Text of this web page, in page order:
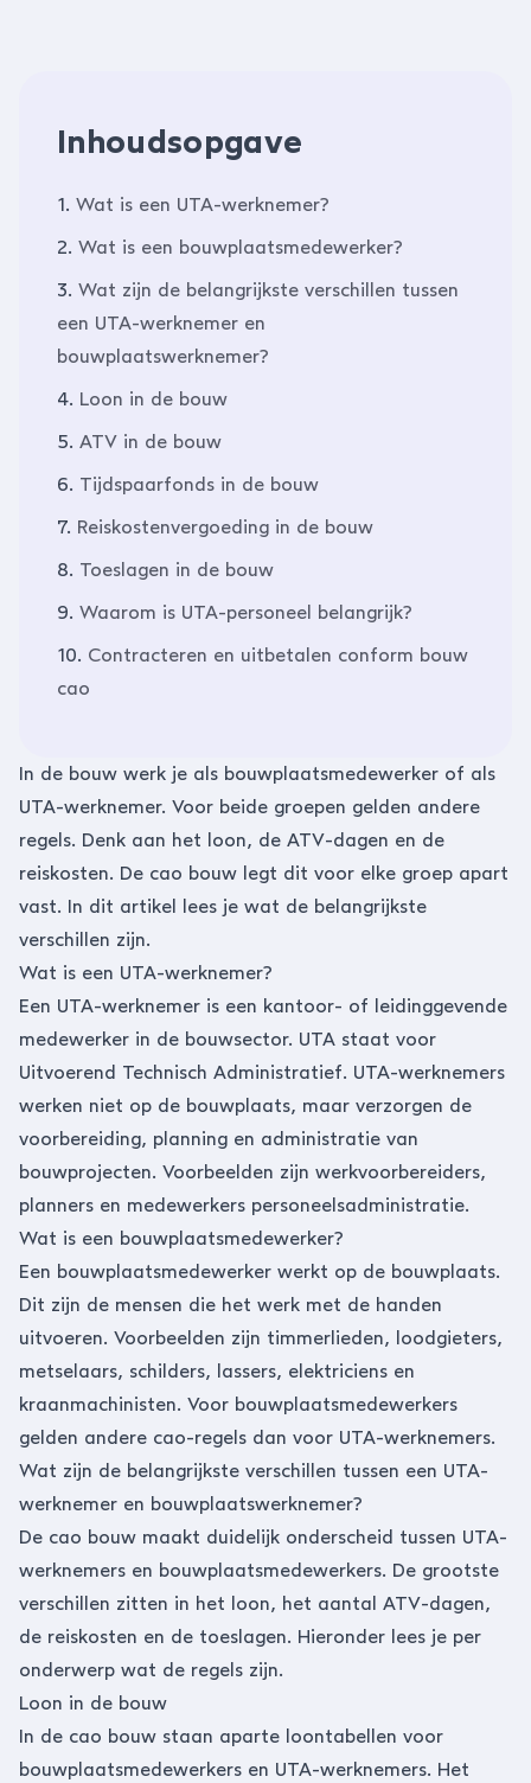
Inhoudsopgave
1. Wat is een UTA-werknemer?
2. Wat is een bouwplaatsmedewerker?
3. Wat zijn de belangrijkste verschillen tussen
een UTA-werknemer en
bouwplaatswerknemer?
4. Loon in de bouw
5. ATV in de bouw
6. Tijdspaarfonds in de bouw
7. Reiskostenvergoeding in de bouw
8. Toeslagen in de bouw
9. Waarom is UTA-personeel belangrijk?
10. Contracteren en uitbetalen conform bouw
cao
In de bouw werk je als bouwplaatsmedewerker of als
UTA-werknemer. Voor beide groepen gelden andere
regels. Denk aan het loon, de ATV-dagen en de
reiskosten. De cao bouw legt dit voor elke groep apart
vast. In dit artikel lees je wat de belangrijkste
verschillen zijn.
Wat is een UTA-werknemer?
Een UTA-werknemer is een kantoor- of leidinggevende
medewerker in de bouwsector. UTA staat voor
Uitvoerend Technisch Administratief. UTA-werknemers
werken niet op de bouwplaats, maar verzorgen de
voorbereiding, planning en administratie van
bouwprojecten. Voorbeelden zijn werkvoorbereiders,
planners en medewerkers personeelsadministratie.
Wat is een bouwplaatsmedewerker?
Een bouwplaatsmedewerker werkt op de bouwplaats.
Dit zijn de mensen die het werk met de handen
uitvoeren. Voorbeelden zijn timmerlieden, loodgieters,
metselaars, schilders, lassers, elektriciens en
kraanmachinisten. Voor bouwplaatsmedewerkers
gelden andere cao-regels dan voor UTA-werknemers.
Wat zijn de belangrijkste verschillen tussen een UTA-
werknemer en bouwplaatswerknemer?
De cao bouw maakt duidelijk onderscheid tussen UTA-
werknemers en bouwplaatsmedewerkers. De grootste
verschillen zitten in het loon, het aantal ATV-dagen,
de reiskosten en de toeslagen. Hieronder lees je per
onderwerp wat de regels zijn.
Loon in de bouw
In de cao bouw staan aparte loontabellen voor
bouwplaatsmedewerkers en UTA-werknemers. Het